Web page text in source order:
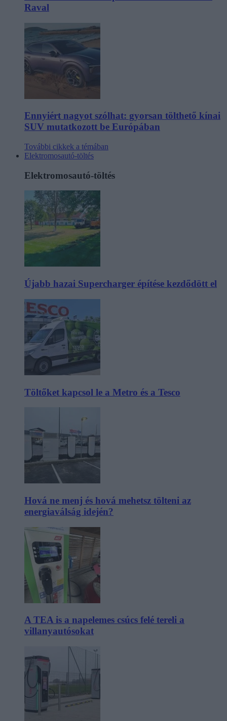
Raval
Ennyiért nagyot szólhat: gyorsan tölthető kínai
SUV mutatkozott be Európában
További cikkek a témában
Elektromosautó-töltés
Elektromosautó-töltés
Újabb hazai Supercharger építése kezdődött el
Töltőket kapcsol le a Metro és a Tesco
Hová ne menj és hová mehetsz tölteni az
energiaválság idején?
A TEA is a napelemes csúcs felé tereli a
villanyautósokat